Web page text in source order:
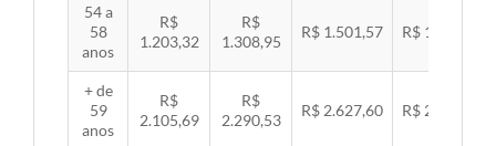
54 a
58
anos
R$
1.203,32
R$
1.308,95
R$ 1.501,57 R$ 1.547,38
+ de
59
anos
R$
2.105,69
R$
2.290,53
R$ 2.627,60 R$ 2.707,76